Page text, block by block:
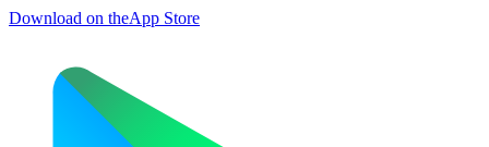
Download on theApp Store